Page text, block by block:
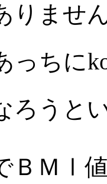
りませ
っちに
ろうと
ＢＭⅠ